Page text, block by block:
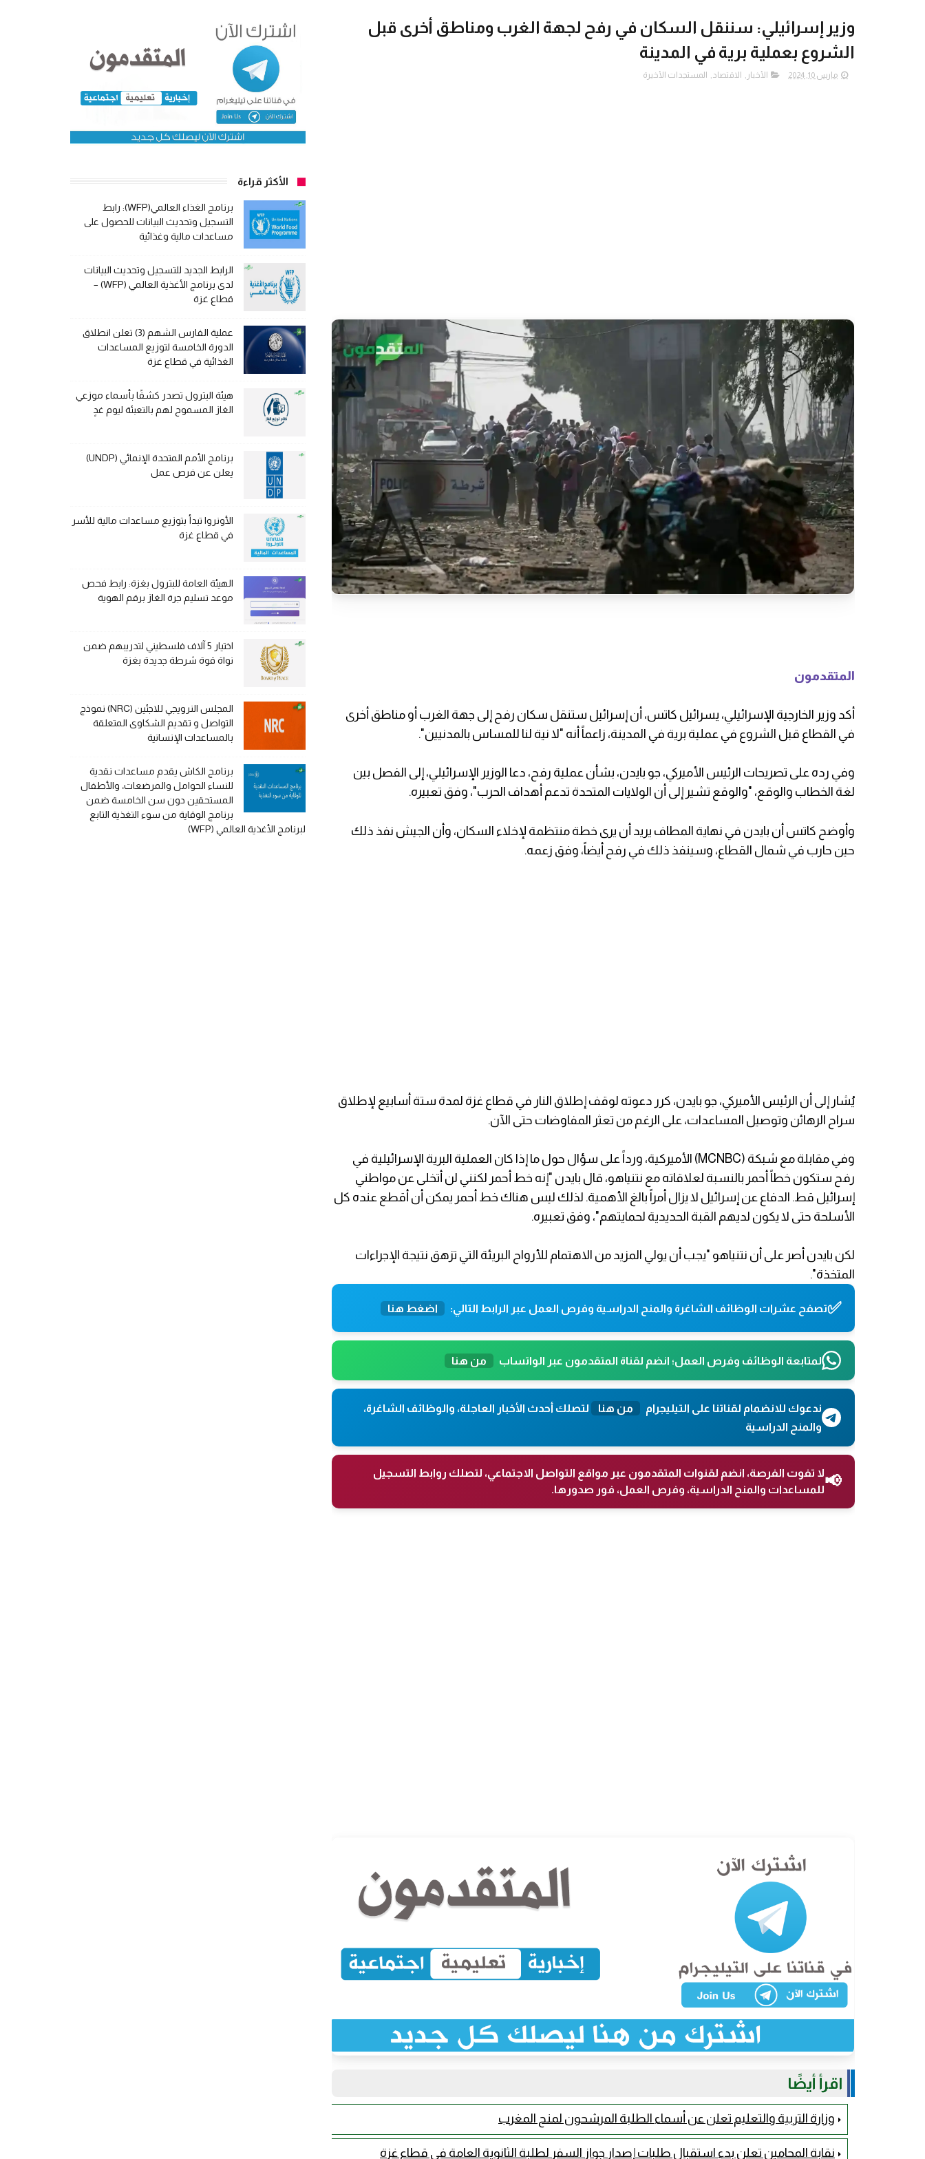
وزير إسرائيلي: سننقل السكان في رفح لجهة الغرب ومناطق أخرى قبل
الشروع بعملية برية في المدينة
مارس 10, 2024 الأخبار , الاقتصاد, المستجدات الأخيرة
المتقدمون
أكد وزير الخارجية الإسرائيلي، يسرائيل كاتس، أن إسرائيل ستنقل سكان رفح إلى جهة الغرب أو مناطق أخرى
في القطاع قبل الشروع في عملية برية في المدينة، زاعماً أنه "لا نية لنا للمساس بالمدنيين".
وفي رده على تصريحات الرئيس الأميركي، جو بايدن، بشأن عملية رفح، دعا الوزير الإسرائيلي، إلى الفصل بين
لغة الخطاب والوقع، "والوقع تشير إلى أن الولايات المتحدة تدعم أهداف الحرب"، وفق تعبيره.
وأوضح كاتس أن بايدن في نهاية المطاف يريد أن يرى خطة منتظمة لإخلاء السكان، وأن الجيش نفذ ذلك
حين حارب في شمال القطاع، وسينفذ ذلك في رفح أيضاً، وفق زعمه.
يُشار إلى أن الرئيس الأميركي، جو بايدن، كرر دعوته لوقف إطلاق النار في قطاع غزة لمدة ستة أسابيع لإطلاق
سراح الرهائن وتوصيل المساعدات، على الرغم من تعثر المفاوضات حتى الآن.
وفي مقابلة مع شبكة (MCNBC) الأميركية، ورداً على سؤال حول ما إذا كان العملية البرية الإسرائيلية في
رفح ستكون خطاً أحمر بالنسبة لعلاقاته مع نتنياهو، قال بايدن "إنه خط أحمر لكنني لن أتخلى عن مواطني
إسرائيل قط. الدفاع عن إسرائيل لا يزال أمراً بالغ الأهمية. لذلك ليس هناك خط أحمر يمكن أن أقطع عنده كل
الأسلحة حتى لا يكون لديهم القبة الحديدية لحمايتهم"، وفق تعبيره.
لكن بايدن أصر على أن نتنياهو "يجب أن يولي المزيد من الاهتمام للأرواح البريئة التي تزهق نتيجة الإجراءات
المتخذة".
✅تصفح عشرات الوظائف الشاغرة والمنح الدراسية وفرص العمل عبر الرابط التالي: اضغط هنا
لمتابعة الوظائف وفرص العمل؛ انضم لقناة المتقدمون عبر الواتساب من هنا
ندعوك للانضمام لقناتنا على التيليجرام من هنا
لتصلك أحدث الأخبار العاجلة، والوظائف الشاغرة،
والمنح الدراسية
📢لا تفوت الفرصة، انضم لقنوات المتقدمون عبر مواقع التواصل الاجتماعي، لتصلك روابط التسجيل
للمساعدات والمنح الدراسية، وفرص العمل، فور صدورها.
اقرأ أيضًا
وزارة التربية والتعليم تعلن عن أسماء الطلبة المرشحون لمنح المغرب
نقابة المحامين تعلن بدء استقبال طلبات إصدار جواز السفر لطلبة الثانوية العامة في قطاع غزة
الأكثر قراءة
برنامج الغذاء العالمي(WFP): رابط
التسجيل وتحديث البيانات للحصول على
مساعدات مالية وغذائية
الرابط الجديد للتسجيل وتحديث البيانات
لدى برنامج الأغذية العالمي (WFP) –
قطاع غزة
عملية الفارس الشهم (3) تعلن انطلاق
الدورة الخامسة لتوزيع المساعدات
الغذائية في قطاع غزة
هيئة البترول تصدر كشفًا بأسماء موزعي
الغاز المسموح لهم بالتعبئة ليوم غدٍ
برنامج الأمم المتحدة الإنمائي (UNDP)
يعلن عن فرص عمل
الأونروا تبدأ بتوزيع مساعدات مالية للأسر
في قطاع غزة
الهيئة العامة للبترول بغزة: رابط فحص
موعد تسليم جرة الغاز برقم الهوية
اختيار 5 آلاف فلسطيني لتدريبهم ضمن
نواة قوة شرطة جديدة بغزة
المجلس النرويجي للاجئين (NRC) نموذج
التواصل و تقديم الشكاوى المتعلقة
بالمساعدات الإنسانية
برنامج الكاش يقدم مساعدات نقدية
للنساء الحوامل والمرضعات، والأطفال
المستحقين دون سن الخامسة ضمن
برنامج الوقاية من سوء التغذية التابع
لبرنامج الأغذية العالمي (WFP)